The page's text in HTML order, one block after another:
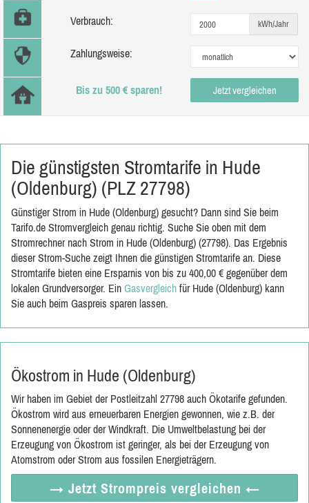
Verbrauch: kWh/Jahr
Zahlungsweise:
Bis zu 500 € sparen! Jetzt vergleichen
Die günstigsten Stromtarife in Hude
(Oldenburg) (PLZ 27798)
Günstiger Strom in Hude (Oldenburg) gesucht? Dann sind Sie beim
Tarifo.de Stromvergleich genau richtig. Suche Sie oben mit dem
Stromrechner nach Strom in Hude (Oldenburg) (27798). Das Ergebnis
dieser Strom-Suche zeigt Ihnen die günstigen Stromtarife an. Diese
Stromtarife bieten eine Ersparnis von bis zu 400,00 € gegenüber dem
lokalen Grundversorger. Ein Gasvergleich für Hude (Oldenburg) kann
Sie auch beim Gaspreis sparen lassen.
Ökostrom in Hude (Oldenburg)
Wir haben im Gebiet der Postleitzahl 27798 auch Ökotarife gefunden.
Ökostrom wird aus erneuerbaren Energien gewonnen, wie z.B. der
Sonnenenergie oder der Windkraft. Die Umweltbelastung bei der
Erzeugung von Ökostrom ist geringer, als bei der Erzeugung von
Atomstrom oder Strom aus fossilen Energieträgern.
→ Jetzt Strompreis vergleichen ←